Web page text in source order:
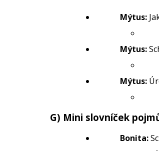
Mýtus:
Mýtus:
Mýtus:
G) Mini slovníček
Bonita: